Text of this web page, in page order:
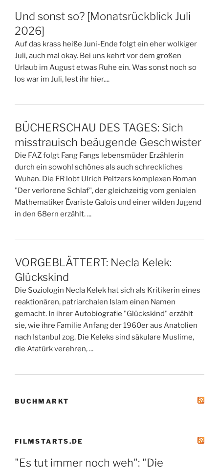
Und sonst so? [Monatsrückblick Juli
2026]
Auf das krass heiße Juni-Ende folgt ein eher wolkiger
Juli, auch mal okay. Bei uns kehrt vor dem großen
Urlaub im August etwas Ruhe ein. Was sonst noch so
los war im Juli, lest ihr hier....
BÜCHERSCHAU DES TAGES: Sich
misstrauisch beäugende Geschwister
Die FAZ folgt Fang Fangs lebensmüder Erzählerin
durch ein sowohl schönes als auch schreckliches
Wuhan. Die FR lobt Ulrich Peltzers komplexen Roman
"Der verlorene Schlaf", der gleichzeitig vom genialen
Mathematiker Évariste Galois und einer wilden Jugend
in den 68ern erzählt. ...
VORGEBLÄTTERT: Necla Kelek:
Glückskind
Die Soziologin Necla Kelek hat sich als Kritikerin eines
reaktionären, patriarchalen Islam einen Namen
gemacht. In ihrer Autobiografie "Glückskind" erzählt
sie, wie ihre Familie Anfang der 1960er aus Anatolien
nach Istanbul zog. Die Keleks sind säkulare Muslime,
die Atatürk verehren, ...
BUCHMARKT
FILMSTARTS.DE
"Es tut immer noch weh": "Die